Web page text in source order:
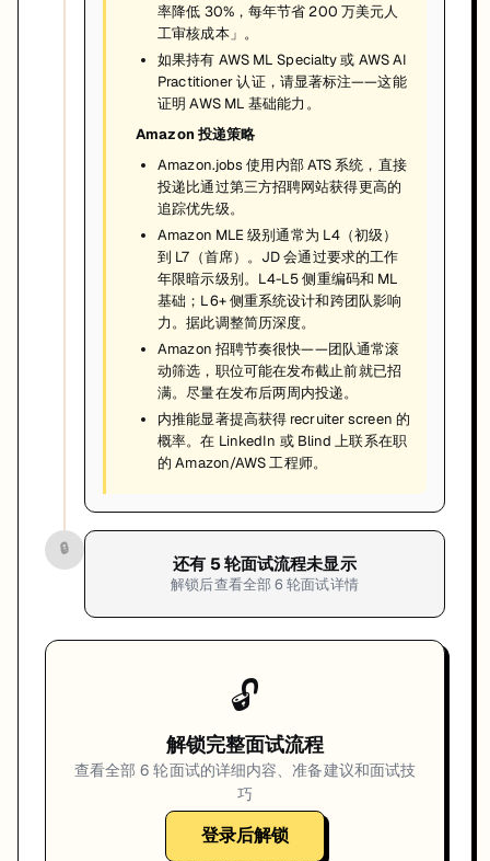
率降低 30%，每年节省 200 万美元人
工审核成本」。
如果持有 AWS ML Specialty 或 AWS AI
Practitioner 认证，请显著标注——这能
证明 AWS ML 基础能力。
Amazon 投递策略
Amazon.jobs 使用内部 ATS 系统，直接
投递比通过第三方招聘网站获得更高的
追踪优先级。
Amazon MLE 级别通常为 L4（初级）
到 L7（首席）。JD 会通过要求的工作
年限暗示级别。L4-L5 侧重编码和 ML
基础；L6+ 侧重系统设计和跨团队影响
力。据此调整简历深度。
Amazon 招聘节奏很快——团队通常滚
动筛选，职位可能在发布截止前就已招
满。尽量在发布后两周内投递。
内推能显著提高获得 recruiter screen 的
概率。在 LinkedIn 或 Blind 上联系在职
的 Amazon/AWS 工程师。
🔒
还有 5轮面试流程未显示
解锁后查看全部6 轮面试详情
🔓
解锁完整面试流程
查看全部6 轮面试的详细内容、准备建议和面试技
巧
登录后解锁